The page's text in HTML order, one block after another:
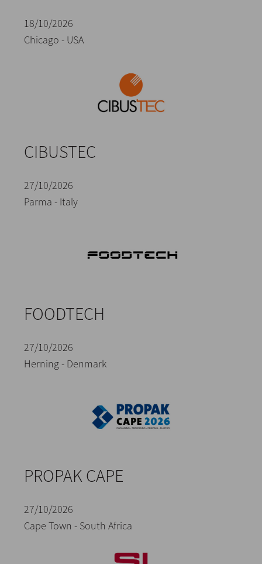
18/10/2026
Chicago - USA
CIBUSTEC
27/10/2026
Parma - Italy
FOODTECH
27/10/2026
Herning - Denmark
PROPAK CAPE
27/10/2026
Cape Town - South Africa